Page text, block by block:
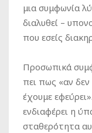
μια συμφωνία
διαλυθεί –
που εσείς
Προσωπικά
πει πως «αν
έχουμε
ενδιαφέρει η
σταθερότητα